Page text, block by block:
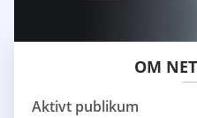
OM
Aktivt publikum